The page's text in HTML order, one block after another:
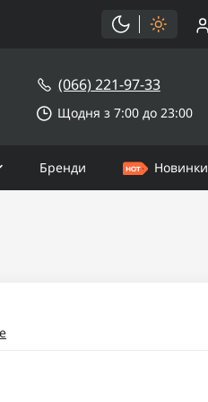
(066) 221-97-33
Щодня з 7:00 до 23:00
Бренди Новинки